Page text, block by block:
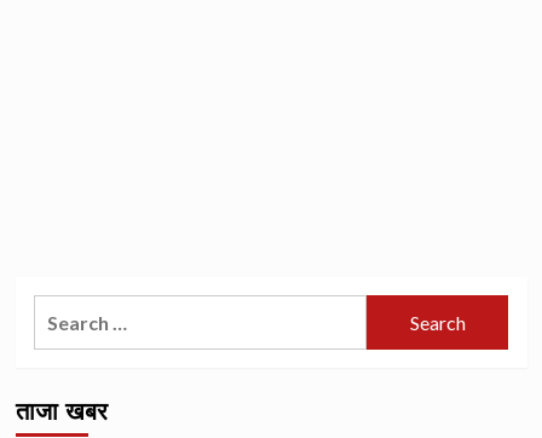
ताजा खबर